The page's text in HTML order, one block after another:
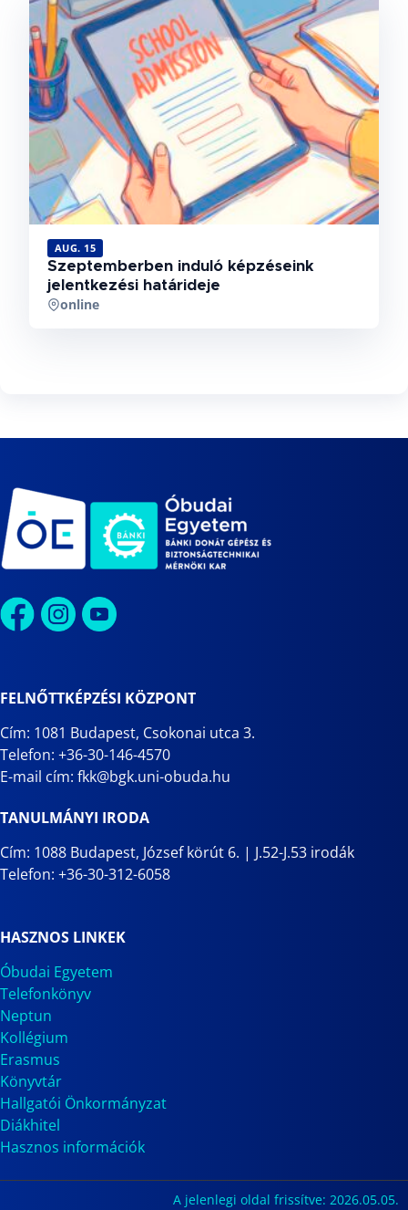
AUG. 15
Szeptemberben induló képzéseink
jelentkezési határideje
online
FELNŐTTKÉPZÉSI KÖZPONT
Cím: 1081 Budapest, Csokonai utca 3.
Telefon: +36-30-146-4570
E-mail cím: fkk@bgk.uni-obuda.hu
TANULMÁNYI IRODA
Cím: 1088 Budapest, József körút 6. | J.52-J.53 irodák
Telefon: +36-30-312-6058
HASZNOS LINKEK
Óbudai Egyetem
Telefonkönyv
Neptun
Kollégium
Erasmus
Könyvtár
Hallgatói Önkormányzat
Diákhitel
Hasznos információk
A jelenlegi oldal frissítve: 2026.05.05.